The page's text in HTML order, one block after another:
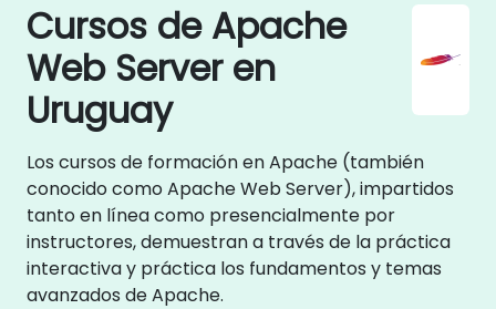
Cursos de Apache
Web Server en
Uruguay
Los cursos de formación en Apache (también
conocido como Apache Web Server), impartidos
tanto en línea como presencialmente por
instructores, demuestran a través de la práctica
interactiva y práctica los fundamentos y temas
avanzados de Apache.